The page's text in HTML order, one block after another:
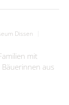
Dissen
mit
aus